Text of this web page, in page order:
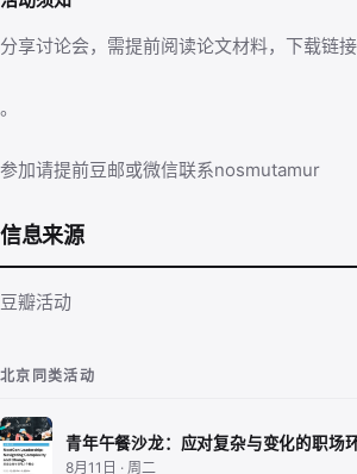
分享讨论会，需提前阅读论文材料，下载链接
。
参加请提前豆邮或微信联系nosmutamur
信息来源
豆瓣活动
北京同类活动
青年午餐沙龙：应对复杂与变化的职场
8月11日 · 周二